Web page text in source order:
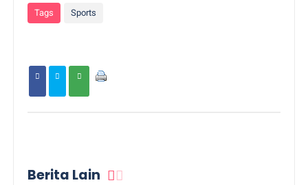
Tags Sports
Berita Lain